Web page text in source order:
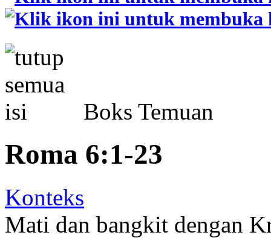
Boks Temuan
Roma 6:1-23
Konteks
Mati dan bangkit dengan